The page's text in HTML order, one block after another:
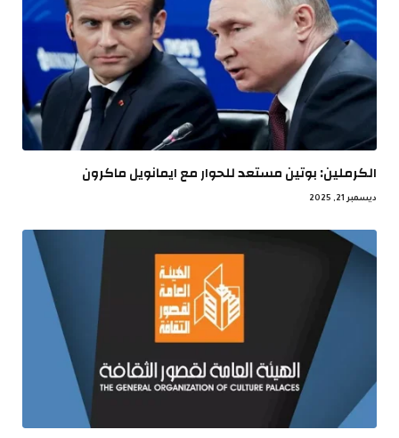
الكرملين: بوتين مستعد للحوار مع ايمانويل ماكرون
ديسمبر 21, 2025